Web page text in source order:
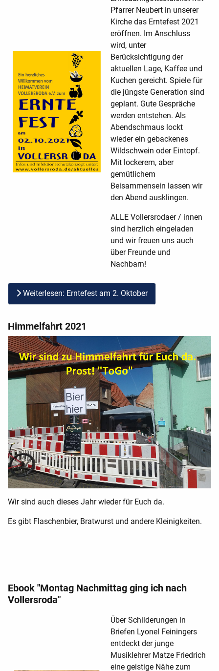
Pfarrer Neubert in unserer
Kirche das Erntefest 2021
eröffnen. Im Anschluss
wird, unter
Berücksichtigung der
aktuellen Lage, Kaffee und
Kuchen gereicht. Spiele für
die jüngste Generation sind
geplant. Gute Gespräche
werden entstehen. Als
Abendschmaus lockt
wieder ein gebackenes
Wildschwein oder Eintopf.
Mit lockerem, aber
gemütlichem
Beisammensein lassen wir
den Abend ausklingen.
ALLE Vollersrodaer / innen
sind herzlich eingeladen
und wir freuen uns auch
über Freunde und
Nachbarn!
Weiterlesen: Erntefest am 2. Oktober
Himmelfahrt 2021
Wir sind auch dieses Jahr wieder für Euch da.
Es gibt Flaschenbier, Bratwurst und andere Kleinigkeiten.
Ebook "Montag Nachmittag ging ich nach
Vollersroda"
Über Schilderungen in
Briefen Lyonel Feiningers
entdeckt der junge
Musiklehrer Matze Friedrich
eine geistige Nähe zum